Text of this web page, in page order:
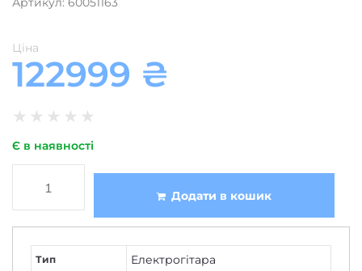
Ціна
122999 ₴
★ ★ ★ ★ ★
Є в наявності
Додати в кошик
Тип Електрогітара